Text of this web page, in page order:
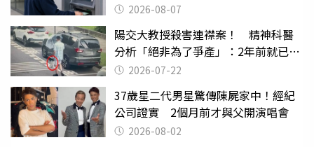
2026-08-07
陽交大教授殺害連襟案！ 精神科醫
分析「絕非為了爭產」：2年前就已言
行詭異
2026-07-22
37歲星二代男星驚傳陳屍家中！經紀
公司證實 2個月前才與父開演唱會
2026-08-02